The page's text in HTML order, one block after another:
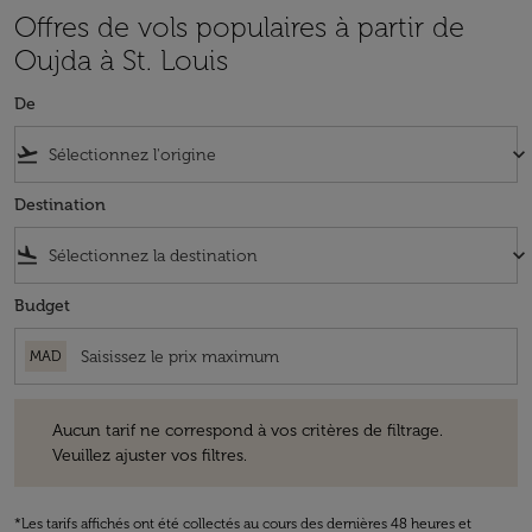
Offres de vols populaires à partir de
Oujda à St. Louis
De
flight_takeoff keyboard_arrow_down
Destination
flight_land keyboard_arrow_down
Budget
MAD
Aucun tarif ne correspond à vos critères de filtrage.
Veuillez ajuster vos filtres.
*Les tarifs affichés ont été collectés au cours des dernières 48 heures et